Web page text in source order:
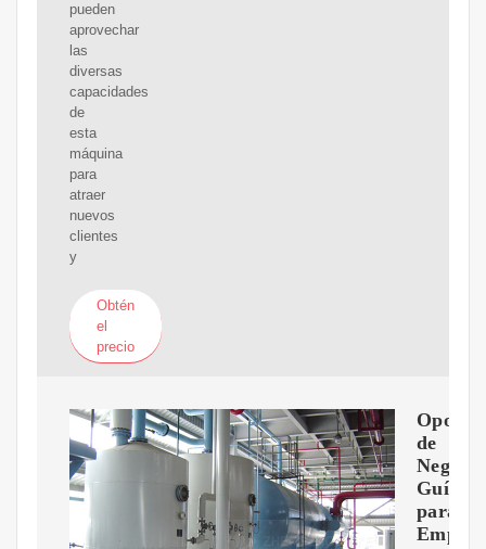
pueden
aprovechar
las
diversas
capacidades
de
esta
máquina
para
atraer
nuevos
clientes
y
Obtén
el
precio
de
Guía
para